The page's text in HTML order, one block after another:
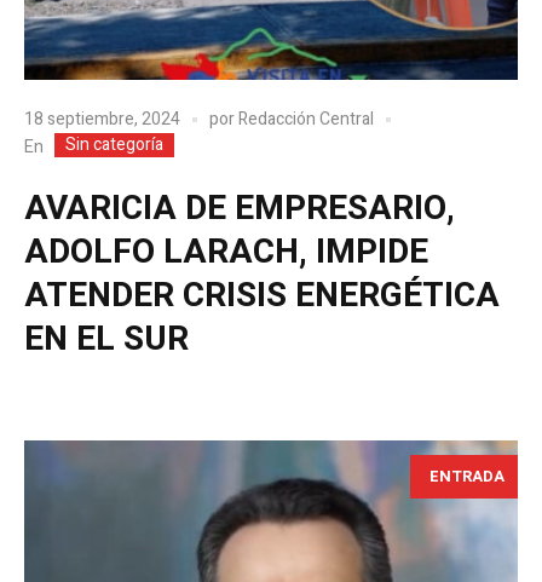
18 septiembre, 2024 porRedacción Central
En
Sin categoría
AVARICIA DE EMPRESARIO,
ADOLFO LARACH, IMPIDE
ATENDER CRISIS ENERGÉTICA
EN EL SUR
ENTRADA